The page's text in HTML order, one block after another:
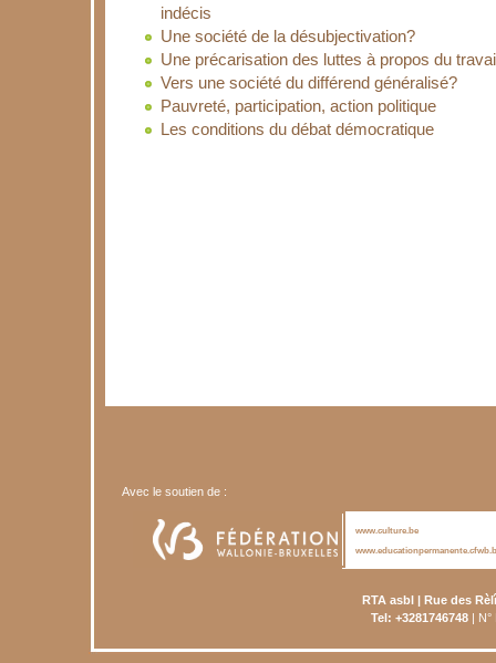
indécis
Une société de la désubjectivation?
Une précarisation des luttes à propos du
Vers une société du différend généralisé?
Pauvreté, participation, action politique
Les conditions du débat démocratique
Avec le soutien de :
www.culture.be
RTA asbl | Rue des
Tel: +3281746748| N°